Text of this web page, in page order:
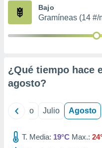
publicidad
Bajo
Gramíneas (14 #/
¿Qué tiempo hace
agosto?
Junio Julio Agosto
T. Media: 19°C Max.: